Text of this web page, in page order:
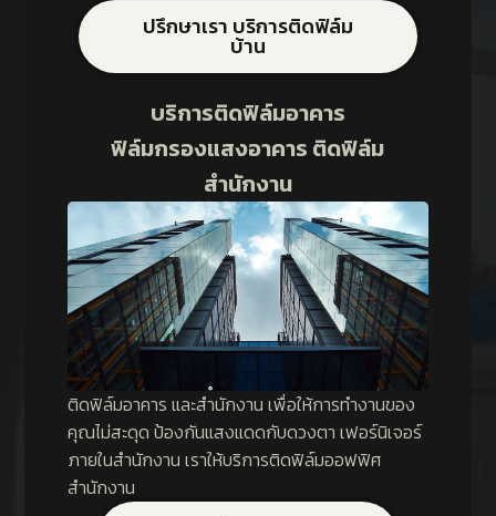
ปรึกษาเรา บริการติดฟิล์ม
บ้าน
บริการติดฟิล์มอาคาร
ฟิล์มกรองแสงอาคาร ติดฟิล์ม
สำนักงาน
ติดฟิล์มอาคาร และสำนักงาน เพื่อให้การทำงานของ
คุณไม่สะดุด ป้องกันแสงแดดกับดวงตา เฟอร์นิเจอร์
ภายในสำนักงาน เราให้บริการติดฟิล์มออฟฟิศ
สำนักงาน